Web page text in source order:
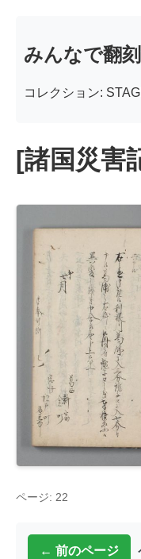
みんなで翻
コレクション:
[諸国災害
ページ: 22
← 前のページ